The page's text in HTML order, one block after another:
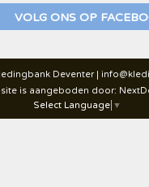
VOLG ONS OP
Deventer |
is aangeboden door:
Select Language ▼